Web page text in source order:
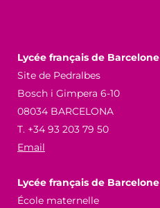
Lycée français de Barcelone
Site de Pedralbes
Bosch i Gimpera 6-10
08034 BARCELONA
T. +34 93 203 79 50
Email
Lycée français de Barcelone
École maternelle